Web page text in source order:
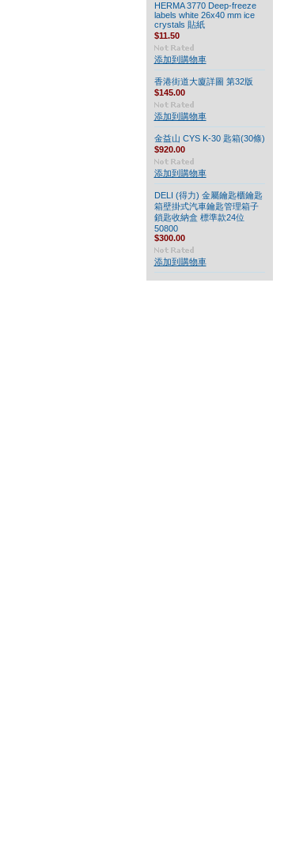
HERMA 3770 Deep-freeze
labels white 26x40 mm ice
crystals 貼紙
$11.50
添加到購物車
香港街道大廈詳圖 第32版
$145.00
添加到購物車
金益山 CYS K-30 匙箱(30條)
$920.00
添加到購物車
DELI (得力) 金屬鑰匙櫃鑰匙
箱壁掛式汽車鑰匙管理箱子
鎖匙收納盒 標準款24位
50800
$300.00
添加到購物車